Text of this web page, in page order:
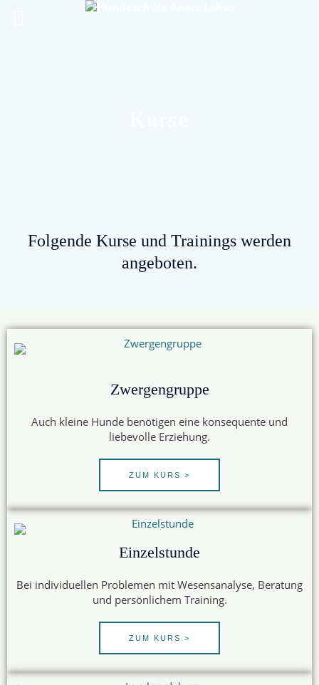
Folgende Kurse und Trainings werden
angeboten.
Zwergengruppe
Auch kleine Hunde benötigen eine konsequente und
liebevolle Erziehung.
ZUM KURS >
Einzelstunde
Bei individuellen Problemen mit Wesensanalyse, Beratung
und persönlichem Training.
ZUM KURS >